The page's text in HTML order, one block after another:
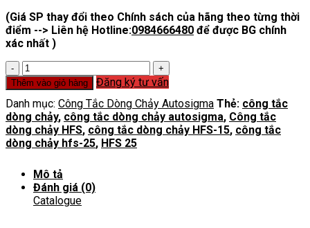
(Giá SP thay đổi theo Chính sách của hãng theo từng thời
điểm --> Liên hệ Hotline:0984666480 để được BG chính
xác nhất )
Công
tắc
dòng
chảy
HFS-
15
Nhập
Hàn
Quốc
số
Thêm vào giỏ hàng
Đăng ký tư vấn
Danh mục: Công Tắc Dòng Chảy Autosigma Thẻ: công tắc
dòng chảy, công tắc dòng chảy autosigma, Công tắc
dòng chảy HFS, công tắc dòng chảy HFS-15, công tắc
dòng chảy hfs-25, HFS 25
Mô tả
Đánh giá (0)
Catalogue